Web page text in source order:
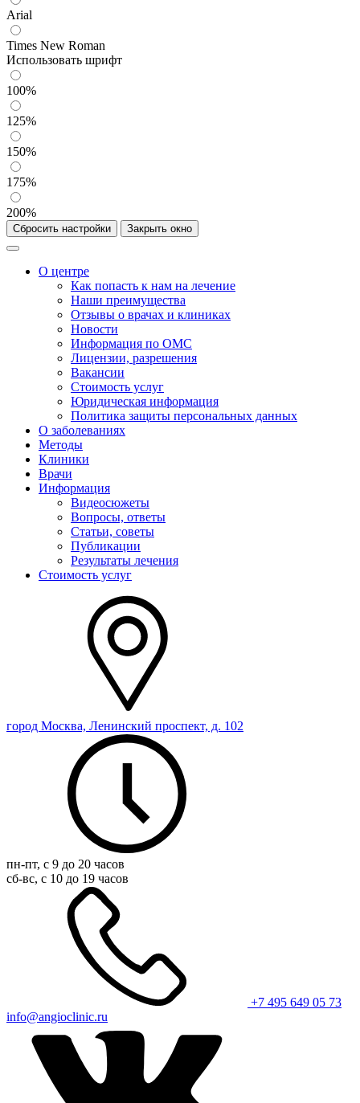
Arial
Times New Roman
Использовать шрифт
100%
125%
150%
175%
200%
Сбросить настройки Закрыть окно
О центре
Как попасть к нам на лечение
Наши преимущества
Отзывы о врачах и клиниках
Новости
Информация по ОМС
Лицензии, разрешения
Вакансии
Стоимость услуг
Юридическая информация
Политика защиты персональных данных
О заболеваниях
Методы
Клиники
Врачи
Информация
Видеосюжеты
Вопросы, ответы
Статьи, советы
Публикации
Результаты лечения
Стоимость услуг
город Москва, Ленинский проспект, д. 102
пн-пт, с 9 до 20 часов
сб-вс, с 10 до 19 часов
+7 495 649 05 73
info@angioclinic.ru